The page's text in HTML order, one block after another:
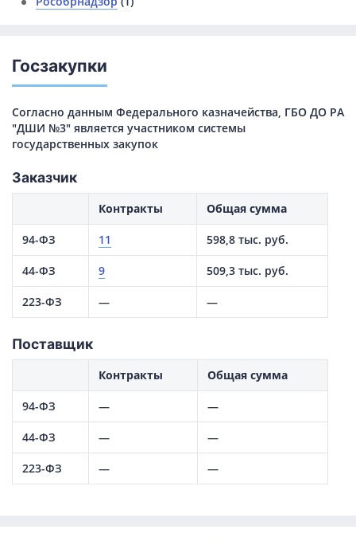
Госзакупки
Согласно данным Федерального казначейства, ГБО ДО РА
"ДШИ №3" является участником системы
государственных закупок
Заказчик
Контракты Общая сумма
94-ФЗ 11 598,8 тыс. руб.
44-ФЗ 9 509,3 тыс. руб.
223-ФЗ — —
Поставщик
Контракты Общая сумма
94-ФЗ — —
44-ФЗ — —
223-ФЗ — —